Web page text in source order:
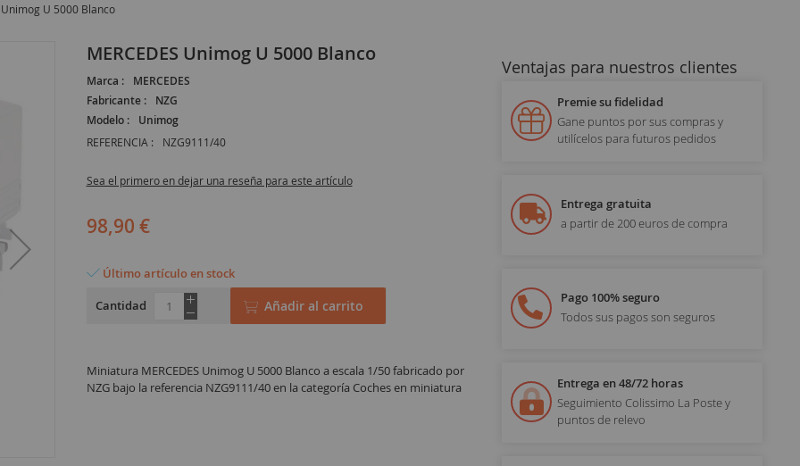
Unimog U 5000 Blanco
MERCEDES Unimog U 5000 Blanco
Marca :
MERCEDES
Fabricante :
NZG
Modelo :
Unimog
REFERENCIA : NZG9111/40
Sea el primero en dejar una reseña para este artículo
98,90 €
Último artículo en stock
Cantidad
Añadir al carrito
Miniatura MERCEDES Unimog U 5000 Blanco a escala 1/50 fabricado por
NZG bajo la referencia NZG9111/40 en la categoría Coches en miniatura
Ventajas para nuestros clientes
Premie su fidelidad
Gane puntos por sus compras y
utilícelos para futuros pedidos
Entrega gratuita
a partir de 200 euros de compra
Pago 100% seguro
Todos sus pagos son seguros
Entrega en 48/72 horas
Seguimiento Colissimo La Poste y
puntos de relevo